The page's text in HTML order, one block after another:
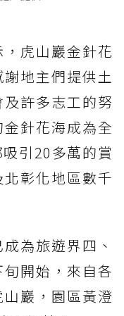
虎山巖金針花
地主們提供土
許多志工的努
針花海成為全
引20多萬的賞
彰化地區數千
為旅遊界四、
開始，來自各
巖，園區黃澄